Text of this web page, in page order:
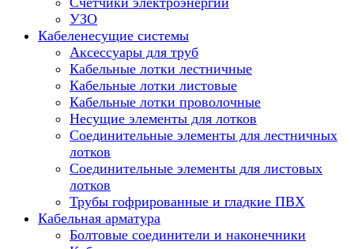
УЗО
Кабеленесущие системы
Аксессуары для труб
Кабельные лотки лестничные
Кабельные лотки листовые
Кабельные лотки проволочные
Несущие элементы для лотков
Соединительные элементы для лестничных
лотков
Соединительные элементы для листовых
лотков
Трубы гофрированные и гладкие ПВХ
Кабельная арматура
Болтовые соединители и наконечники